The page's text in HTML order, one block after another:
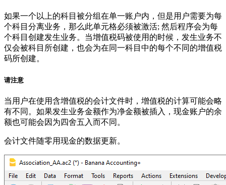
如果一个以上的科目被分组在单一账户内，但是用户需要为每
个科目分离业务，那么此单元格必须被激活; 然后程序会为每
个科目创建发生业务。当增值税码被使用的时候，发生业务不
仅会被科目所创建，也会为在同一科目中的每个不同的增值税
码所创建。
请注意
当用户在使用含增值税的会计文件时，增值税的计算可能会略
有不同。如果发生业务金额作为净金额被插入，现金账户的余
额也可能会因为四舍五入而不同。
会计文件随零用现金的数据更新。